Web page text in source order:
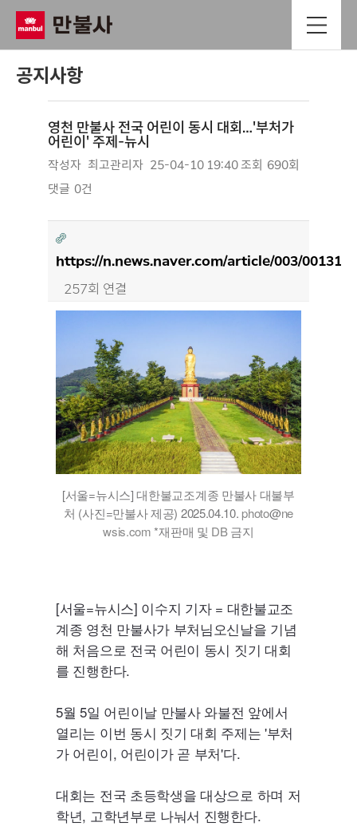
공지사항
영천 만불사 전국 어린이 동시 대회…'부처가
어린이' 주제-뉴시
작성자 최고관리자 25-04-10 19:40조회 690회
댓글 0건
https://n.news.naver.com/article/003/
257회 연결
본문
[서울=뉴시스] 대한불교조계종 만불사 대불부
처 (사진=만불사 제공) 2025.04.10. photo@ne
wsis.com*재판매 및 DB금지
[서울=뉴시스] 이수지 기자 = 대한불교조
계종 영천 만불사가 부처님오신날을 기념
해 처음으로 전국 어린이 동시 짓기 대회
를 진행한다.
5월 5일 어린이날 만불사 와불전 앞에서
열리는 이번 동시 짓기 대회 주제는 '부처
가 어린이, 어린이가 곧 부처'다.
대회는 전국 초등학생을 대상으로 하며 저
학년, 고학년부로 나눠서 진행한다.